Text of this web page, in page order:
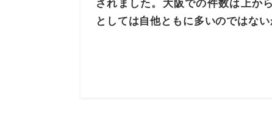
としては自他ともに多いのではな